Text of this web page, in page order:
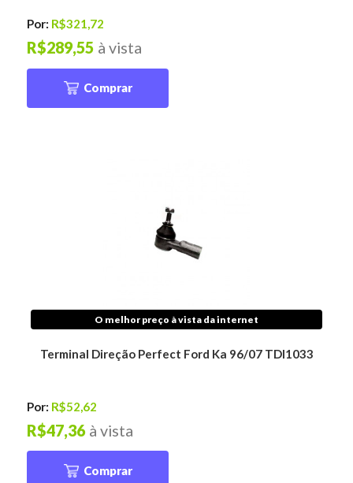
Por: R$321,72
à vista
R$289,55
Comprar
O melhor preço à vista da internet
Terminal Direção Perfect Ford Ka 96/07 TDI1033
Por: R$52,62
à vista
R$47,36
Comprar